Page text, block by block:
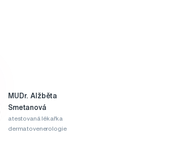
MUDr. Alžběta
Smetanová
atestovaná lékařka
dermatovenerologie